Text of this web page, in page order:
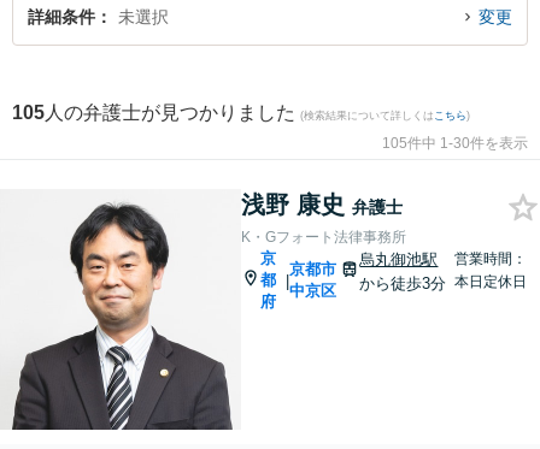
解決の実績豊富な近くの弁護士を検索したい』『初回相談無料で遺言変更を法
詳細条件 未選択 変更
105 人の弁護士が見つかりました (検索結果について詳しくは こちら)
105件中 1-30件を表示
浅野 康史 弁護士
K・Gフォート法律事務所
京
都
府
|
京都市
中京区
烏丸御池駅
から徒歩3分
営業時間：
本日定休日